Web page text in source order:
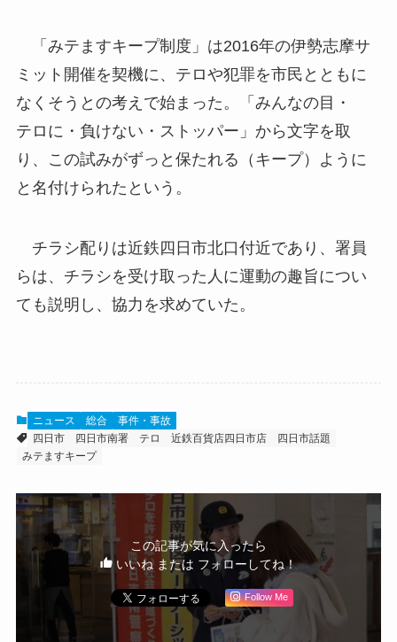
「みテますキープ制度」は2016年の伊勢志摩サ
ミット開催を契機に、テロや犯罪を市民とともに
なくそうとの考えで始まった。「みんなの目・
テロに・負けない・ストッパー」から文字を取
り、この試みがずっと保たれる（キープ）ように
と名付けられたという。
チラシ配りは近鉄四日市北口付近であり、署員
らは、チラシを受け取った人に運動の趣旨につい
ても説明し、協力を求めていた。
ニュース 総合
事件・事故
四日市
四日市南署 テロ 近鉄百貨店四日市店
四日市話題
みテますキープ
この記事が気に入ったら
いいね または フォローしてね！
Follow Me